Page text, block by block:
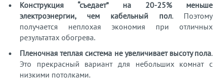
Конструкция “съедает” на 20-25% меньше
электроэнергии, чем кабельный пол. Поэтому
получается неплохая экономия при отличных
результатах обогрева.
Пленочная теплая система не увеличивает высоту пола.
Это прекрасный вариант для небольших комнат с
низкими потолками.